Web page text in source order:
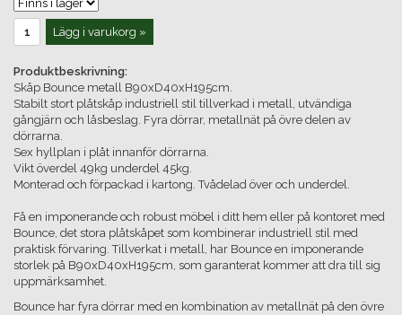
Lägg i varukorg »
Produktbeskrivning:
Skåp Bounce metall B90xD40xH195cm.
Stabilt stort plåtskåp industriell stil tillverkad i metall, utvändiga
gångjärn och låsbeslag. Fyra dörrar, metallnät på övre delen av
dörrarna.
Sex hyllplan i plåt innanför dörrarna.
Vikt överdel 49kg underdel 45kg.
Monterad och förpackad i kartong. Tvådelad över och underdel.
Få en imponerande och robust möbel i ditt hem eller på kontoret med
Bounce, det stora plåtskåpet som kombinerar industriell stil med
praktisk förvaring. Tillverkat i metall, har Bounce en imponerande
storlek på B90xD40xH195cm, som garanterat kommer att dra till sig
uppmärksamhet.
Bounce har fyra dörrar med en kombination av metallnät på den övre